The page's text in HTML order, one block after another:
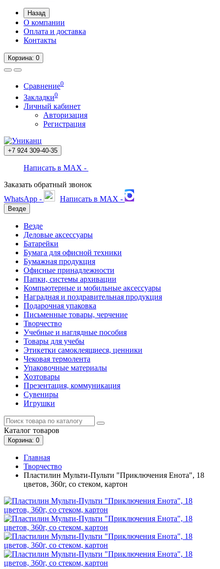
Назад
О компании
Оплата и доставка
Контакты
Корзина: 0
Сравнение0
Закладки0
Личный кабинет
Авторизация
Регистрация
+7 924 309-40-35
Написать в MAX -
Заказать обратный звонок
WhatsApp -
Написать в MAX -
Везде
Везде
Деловые аксессуары
Батарейки
Бумага для офисной техники
Бумажная продукция
Офисные принадлежности
Папки, системы архивации
Компьютерные и мобильные аксессуары
Наградная и поздравительная продукция
Подарочная упаковка
Письменные товары, черчение
Творчество
Учебные и наглядные пособия
Товары для учебы
Этикетки самоклеящиеся, ценники
Чековая термолента
Упаковочные материалы
Хозтовары
Презентация, коммуникация
Сувениры
Игрушки
Каталог товаров
Корзина: 0
Главная
Творчество
Пластилин Мульти-Пульти "Приключения Енота", 18
цветов, 360г, со стеком, картон